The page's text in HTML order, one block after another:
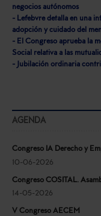
negocios autónomos
- Lefebvre detalla en una
adopción y cuidado del
- El Congreso aprueba la
Social relativa a las
- Jubilación ordinaria
AGENDA
Congreso IA Derecho y
10-06-2026
Congreso COSITAL.
14-05-2026
V Congreso AECEM